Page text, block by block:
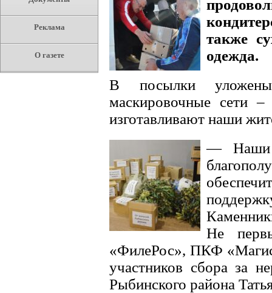
Реклама
О газете
также
одежда.
В посылки
маскировочные сети
изготавливают наши
— Наши
Не
«ФилеРос», ПКФ
участников сбора за
Рыбинского района